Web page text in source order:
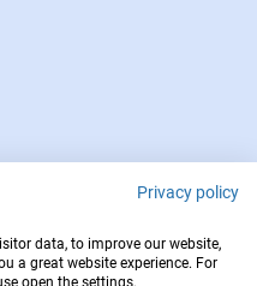
Privacy policy
data, to improve our website,
a great website experience. For
open the settings.